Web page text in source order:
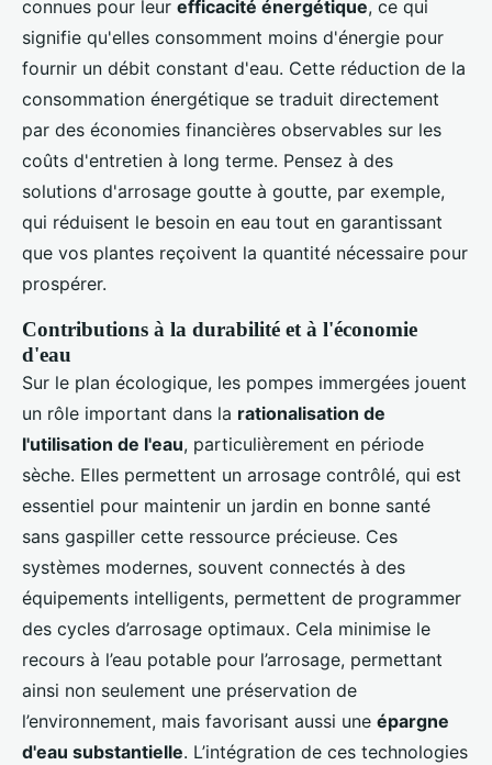
connues pour leur efficacité énergétique, ce qui
signifie qu'elles consomment moins d'énergie pour
fournir un débit constant d'eau. Cette réduction de la
consommation énergétique se traduit directement
par des économies financières observables sur les
coûts d'entretien à long terme. Pensez à des
solutions d'arrosage goutte à goutte, par exemple,
qui réduisent le besoin en eau tout en garantissant
que vos plantes reçoivent la quantité nécessaire pour
prospérer.
Contributions à la durabilité et à l'économie
d'eau
Sur le plan écologique, les pompes immergées jouent
un rôle important dans la rationalisation de
l'utilisation de l'eau, particulièrement en période
sèche. Elles permettent un arrosage contrôlé, qui est
essentiel pour maintenir un jardin en bonne santé
sans gaspiller cette ressource précieuse. Ces
systèmes modernes, souvent connectés à des
équipements intelligents, permettent de programmer
des cycles d’arrosage optimaux. Cela minimise le
recours à l’eau potable pour l’arrosage, permettant
ainsi non seulement une préservation de
l’environnement, mais favorisant aussi une épargne
d'eau substantielle. L’intégration de ces technologies